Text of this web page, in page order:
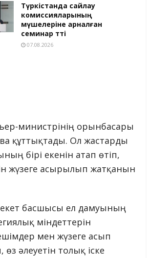
Түркістанда сайлау
комиссияларының
мүшелеріне арналған
семинар өтті
07.08.2026
министрінің орынбасары
құттықтады. Ол жастарды
бірі екенін атап өтіп,
жүзеге асырылып жатқанын
басшысы ел дамуының
міндеттерін
мен жүзеге асып
әлеуетін толық іске